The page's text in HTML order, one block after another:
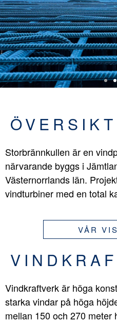
ÖVERSIKT
Storbrännkullen är en
närvarande byggs i
Västernorrlands län.
vindturbiner med en total
VÅR
Vindkraftverk är höga
starka vindar på höga
mellan 150 och 270 meter